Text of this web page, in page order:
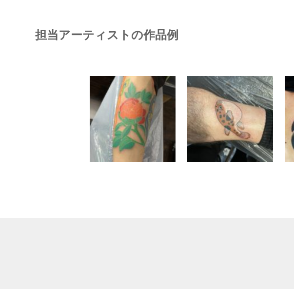
担当アーティストの作品例